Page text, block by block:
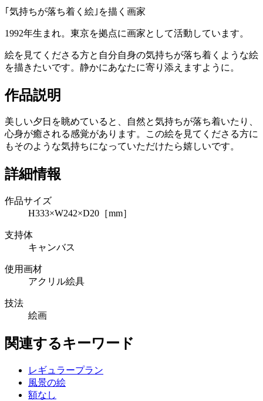
｢気持ちが落ち着く絵｣を描く画家
1992年生まれ。東京を拠点に画家として活動しています。
絵を見てくださる方と自分自身の気持ちが落ち着くような絵
を描きたいです。静かにあなたに寄り添えますように。
作品説明
美しい夕日を眺めていると、自然と気持ちが落ち着いたり、
心身が癒される感覚があります。この絵を見てくださる方に
もそのような気持ちになっていただけたら嬉しいです。
詳細情報
作品サイズ
H333×W242×D20［mm］
支持体
キャンバス
使用画材
アクリル絵具
技法
絵画
関連するキーワード
レギュラープラン
風景の絵
額なし